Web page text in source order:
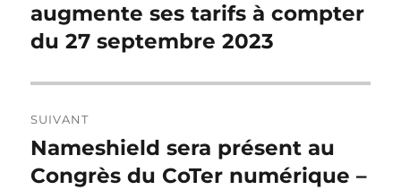
l’article
précédente :
augmente ses tarifs à compter
du 27 septembre 2023
SUIVANT
Publication
suivante :
Nameshield sera présent au
Congrès du CoTer numérique –